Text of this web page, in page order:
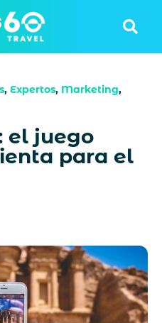
, Expertos, Marketing,
el juego
para el